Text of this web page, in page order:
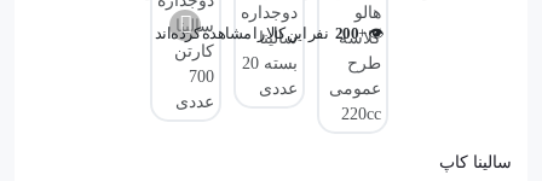
🛒 +
عدد در سبد خرید کاربران
👁️ +
200 نفر این کالا را مشاهده کرده‌اند
عدد در سبد خرید کاربران
سالینا کاپ